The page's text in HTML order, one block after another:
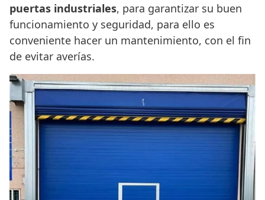
puertas industriales, para garantizar su buen
funcionamiento y seguridad, para ello es
conveniente hacer un mantenimiento, con el fin
de evitar averías.